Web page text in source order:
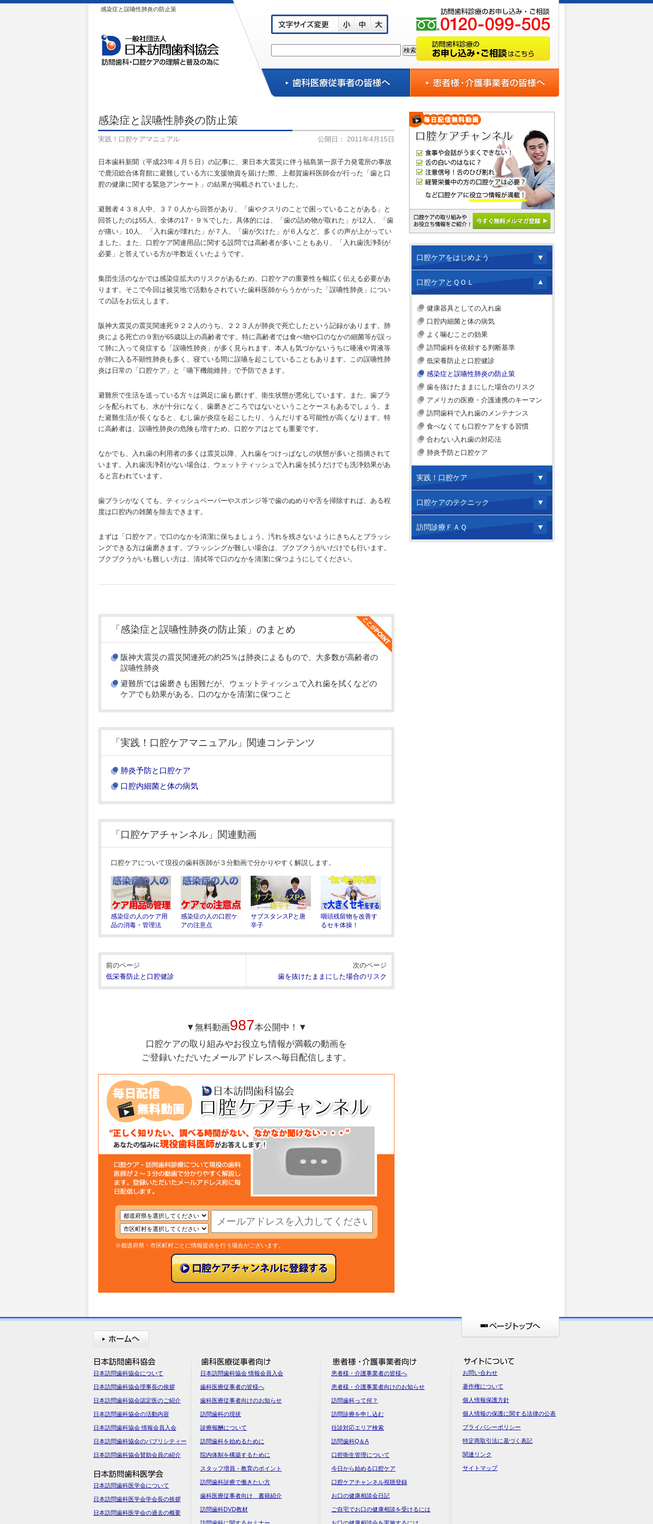
感染症と誤嚥性肺炎の防止策
感染症と誤嚥性肺炎の防止策
実践！口腔ケアマニュアル 公開日： 2011年4月15日
日本歯科新聞（平成23年４月５日）の記事に、東日本大震災に伴う福島第一原子力発電所の事故
で鹿沼総合体育館に避難している方に支援物資を届けた際、上都賀歯科医師会が行った「歯と口
腔の健康に関する緊急アンケート」の結果が掲載されていました。
避難者４３８人中、３７０人から回答があり、「歯やクスリのことで困っていることがある」と
回答したのは55人、全体の17・９％でした。具体的には、「歯の詰め物が取れた」が12人、「歯
が痛い」10人、「入れ歯が壊れた」が７人、「歯が欠けた」が６人など、多くの声が上がってい
ました。また、口腔ケア関連用品に関する設問では高齢者が多いこともあり、「入れ歯洗浄剤が
必要」と答えている方が半数近くいたようです。
集団生活のなかでは感染症拡大のリスクがあるため、口腔ケアの重要性を幅広く伝える必要があ
ります。そこで今回は被災地で活動をされていた歯科医師からうかがった「誤嚥性肺炎」につい
ての話をお伝えします。
阪神大震災の震災関連死９２２人のうち、２２３人が肺炎で死亡したという記録があります。肺
炎による死亡の９割が65歳以上の高齢者です。特に高齢者では食べ物や口のなかの細菌等が誤っ
て肺に入って発症する「誤嚥性肺炎」が多く見られます。本人も気づかないうちに唾液や胃液等
が肺に入る不顕性肺炎も多く、寝ている間に誤嚥を起こしていることもあります。この誤嚥性肺
炎は日常の「口腔ケア」と「嚥下機能維持」で予防できます。
避難所で生活を送っている方々は満足に歯も磨けず、衛生状態が悪化しています。また、歯ブラ
シを配られても、水が十分になく、歯磨きどころではないということケースもあるでしょう。ま
た避難生活が長くなると、むし歯が炎症を起こしたり、うんだりする可能性が高くなります。特
に高齢者は、誤嚥性肺炎の危険も増すため、口腔ケアはとても重要です。
なかでも、入れ歯の利用者の多くは震災以降、入れ歯をつけっぱなしの状態が多いと指摘されて
います。入れ歯洗浄剤がない場合は、ウェットティッシュで入れ歯を拭うだけでも洗浄効果があ
ると言われています。
歯ブラシがなくても、ティッシュペーパーやスポンジ等で歯のぬめりや舌を掃除すれば、ある程
度は口腔内の雑菌を除去できます。
まずは「口腔ケア」で口のなかを清潔に保ちましょう。汚れを残さないようにきちんとブラッシ
ングできる方は歯磨きます。ブラッシングが難しい場合は、ブクブクうがいだけでも行います。
ブクブクうがいも難しい方は、清拭等で口のなかを清潔に保つようにしてください。
「感染症と誤嚥性肺炎の防止策」のまとめ
阪神大震災の震災関連死の約25％は肺炎によるもので、大多数が高齢者の
誤嚥性肺炎
避難所では歯磨きも困難だが、ウェットティッシュで入れ歯を拭くなどの
ケアでも効果がある。口のなかを清潔に保つこと
「実践！口腔ケアマニュアル」関連コンテンツ
肺炎予防と口腔ケア
口腔内細菌と体の病気
「口腔ケアチャンネル」関連動画
口腔ケアについて現役の歯科医師が３分動画で分かりやすく解説します。
感染症の人のケア用
品の消毒・管理法
感染症の人の口腔ケ
アの注意点
サブスタンスPと唐
辛子
咽頭残留物を改善す
るセキ体操！
前のページ
低栄養防止と口腔健診
次のページ
歯を抜けたままにした場合のリスク
▼無料動画987本公開中！▼
口腔ケアの取り組みやお役立ち情報が満載の動画を
ご登録いただいたメールアドレスへ毎日配信します。
※都道府県・市区町村ごとに情報提供を行う場合がございます。
口腔ケアをはじめよう
口腔ケアとＱＯＬ
健康器具としての入れ歯
口腔内細菌と体の病気
よく噛むことの効果
訪問歯科を依頼する判断基準
低栄養防止と口腔健診
感染症と誤嚥性肺炎の防止策
歯を抜けたままにした場合のリスク
アメリカの医療・介護連携のキーマン
訪問歯科で入れ歯のメンテナンス
食べなくても口腔ケアをする習慣
合わない入れ歯の対応法
肺炎予防と口腔ケア
実践！口腔ケア
口腔ケアのテクニック
訪問診療ＦＡＱ
日本訪問歯科協会について
日本訪問歯科協会理事長の挨拶
日本訪問歯科協会認定医のご紹介
日本訪問歯科協会の活動内容
日本訪問歯科協会 情報会員入会
日本訪問歯科協会のパブリシティー
日本訪問歯科協会賛助会員の紹介
日本訪問歯科医学会について
日本訪問歯科医学会学会長の挨拶
日本訪問歯科医学会の過去の概要
日本訪問歯科協会 情報会員入会
歯科医療従事者の皆様へ
歯科医療従事者向けのお知らせ
訪問歯科の現状
診療報酬について
訪問歯科を始めるために
院内体制を構築するために
スタッフ増員・教育のポイント
訪問歯科診療で働きたい方
歯科医療従事者向け 書籍紹介
訪問歯科DVD教材
訪問歯科に関するセミナー
患者様・介護事業者の皆様へ
患者様・介護事業者向けのお知らせ
訪問歯科って何？
訪問診療を申し込む
往診対応エリア検索
訪問歯科Q＆A
口腔衛生管理について
今日から始める口腔ケア
口腔ケアチャンネル視聴登録
お口の健康相談会日記
ご自宅でお口の健康相談を受けるには
お口の健康相談会を実施するには
お問い合わせ
著作権について
個人情報保護方針
個人情報の保護に関する法律の公表
プライバシーポリシー
特定商取引法に基づく表記
関連リンク
サイトマップ